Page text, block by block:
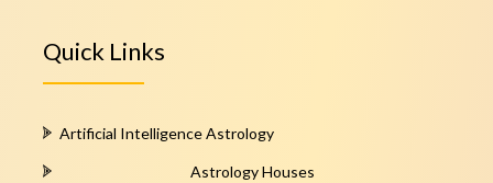
Quick Links
Artificial Intelligence Astrology
Astrology Houses